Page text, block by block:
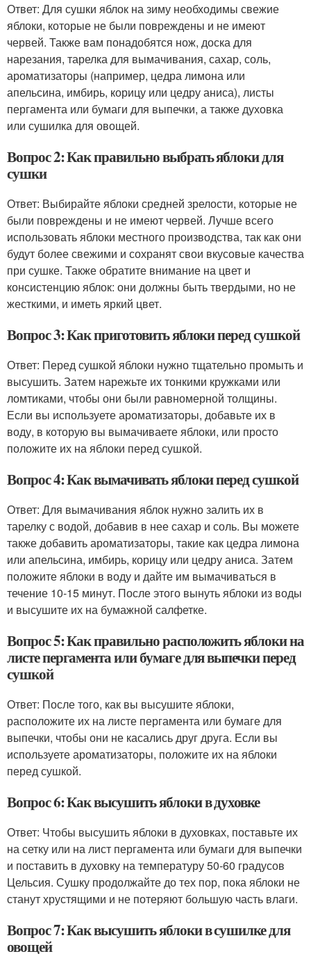
Ответ: Для сушки яблок на зиму необходимы свежие
яблоки, которые не были повреждены и не имеют
червей. Также вам понадобятся нож, доска для
нарезания, тарелка для вымачивания, сахар, соль,
ароматизаторы (например, цедра лимона или
апельсина, имбирь, корицу или цедру аниса), листы
пергамента или бумаги для выпечки, а также духовка
или сушилка для овощей.
Вопрос 2: Как правильно выбрать яблоки для
сушки
Ответ: Выбирайте яблоки средней зрелости, которые не
были повреждены и не имеют червей. Лучше всего
использовать яблоки местного производства, так как они
будут более свежими и сохранят свои вкусовые качества
при сушке. Также обратите внимание на цвет и
консистенцию яблок: они должны быть твердыми, но не
жесткими, и иметь яркий цвет.
Вопрос 3: Как приготовить яблоки перед сушкой
Ответ: Перед сушкой яблоки нужно тщательно промыть и
высушить. Затем нарежьте их тонкими кружками или
ломтиками, чтобы они были равномерной толщины.
Если вы используете ароматизаторы, добавьте их в
воду, в которую вы вымачиваете яблоки, или просто
положите их на яблоки перед сушкой.
Вопрос 4: Как вымачивать яблоки перед сушкой
Ответ: Для вымачивания яблок нужно залить их в
тарелку с водой, добавив в нее сахар и соль. Вы можете
также добавить ароматизаторы, такие как цедра лимона
или апельсина, имбирь, корицу или цедру аниса. Затем
положите яблоки в воду и дайте им вымачиваться в
течение 10-15 минут. После этого вынуть яблоки из воды
и высушите их на бумажной салфетке.
Вопрос 5: Как правильно расположить яблоки на
листе пергамента или бумаге для выпечки перед
сушкой
Ответ: После того, как вы высушите яблоки,
расположите их на листе пергамента или бумаге для
выпечки, чтобы они не касались друг друга. Если вы
используете ароматизаторы, положите их на яблоки
перед сушкой.
Вопрос 6: Как высушить яблоки в духовке
Ответ: Чтобы высушить яблоки в духовках, поставьте их
на сетку или на лист пергамента или бумаги для выпечки
и поставить в духовку на температуру 50-60 градусов
Цельсия. Сушку продолжайте до тех пор, пока яблоки не
станут хрустящими и не потеряют большую часть влаги.
Вопрос 7: Как высушить яблоки в сушилке для
овощей